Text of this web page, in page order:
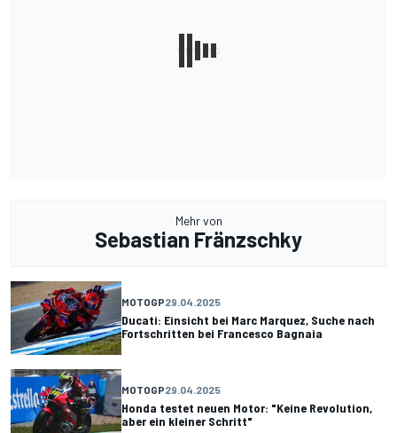
Mehr von
Sebastian Fränzschky
MOTOGP29.04.2025
Ducati: Einsicht bei Marc Marquez, Suche nach
Fortschritten bei Francesco Bagnaia
MOTOGP29.04.2025
Honda testet neuen Motor: "Keine Revolution,
aber ein kleiner Schritt"